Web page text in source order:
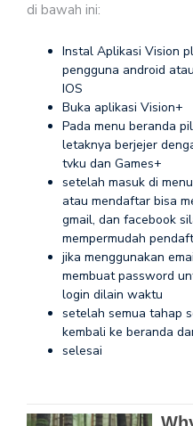
di bawah ini:
Instal Aplikasi Vision
pengguna android
IOS
Buka aplikasi Vision+
Pada menu beranda
letaknya berjejer
tvku dan Games+
setelah masuk di
atau mendaftar bisa
gmail, dan facebook
mempermudah
jika menggunakan
membuat password
login dilain waktu
setelah semua tahap
kembali ke beranda
selesai